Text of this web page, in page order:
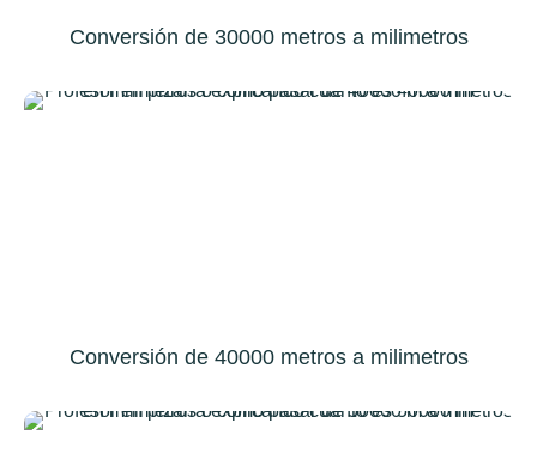
Conversión de 30000 metros a milimetros
Conversión de 40000 metros a milimetros